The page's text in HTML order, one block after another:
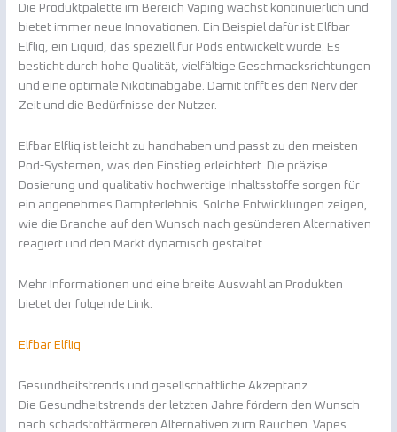
Die Produktpalette im Bereich Vaping wächst kontinuierlich und
bietet immer neue Innovationen. Ein Beispiel dafür ist Elfbar
Elfliq, ein Liquid, das speziell für Pods entwickelt wurde. Es
besticht durch hohe Qualität, vielfältige Geschmacksrichtungen
und eine optimale Nikotinabgabe. Damit trifft es den Nerv der
Zeit und die Bedürfnisse der Nutzer.
Elfbar Elfliq ist leicht zu handhaben und passt zu den meisten
Pod-Systemen, was den Einstieg erleichtert. Die präzise
Dosierung und qualitativ hochwertige Inhaltsstoffe sorgen für
ein angenehmes Dampferlebnis. Solche Entwicklungen zeigen,
wie die Branche auf den Wunsch nach gesünderen Alternativen
reagiert und den Markt dynamisch gestaltet.
Mehr Informationen und eine breite Auswahl an Produkten
bietet der folgende Link:
Elfbar Elfliq
Gesundheitstrends und gesellschaftliche Akzeptanz
Die Gesundheitstrends der letzten Jahre fördern den Wunsch
nach schadstoffärmeren Alternativen zum Rauchen. Vapes